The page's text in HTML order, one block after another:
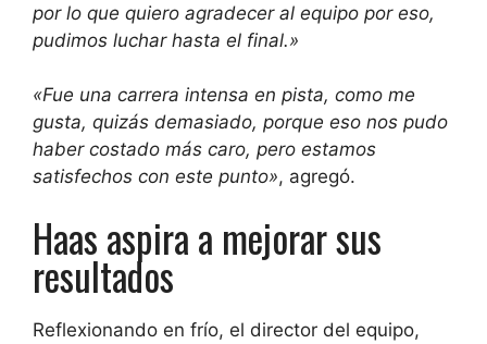
por lo que quiero agradecer al equipo por eso,
pudimos luchar hasta el final.»
«Fue una carrera intensa en pista, como me
gusta, quizás demasiado, porque eso nos pudo
haber costado más caro, pero estamos
satisfechos con este punto», agregó.
Haas aspira a mejorar sus
resultados
Reflexionando en frío, el director del equipo,